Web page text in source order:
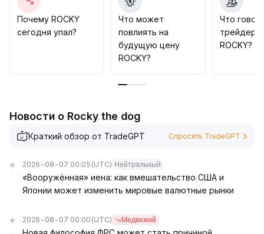
Рекомендуется внимательно следить за
ключевыми зонами сопротивления (например,
диапазон 0.
05), фиксировать прибыль поэтапно, динамически
рынке, чтобы достичь оптимального баланса риска
Почему ROCKY
сегодня упал?
Что может
повлиять на
будущую цену
ROCKY?
Что
трейдеры
ROCKY?
Новости о Rocky the dog
Краткий обзор от TradeGPT Спросить TradeGPT
2026-08-07 00:05 (UTC) Нейтральный
«Вооружённая» иена: как вмешательство США и
Японии может изменить мировые валютные рынки
2026-08-07 00:00 (UTC) Медвежий